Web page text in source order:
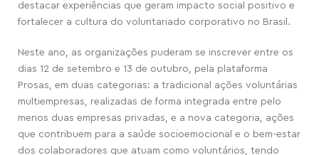
destacar experiências que geram impacto social positivo e
fortalecer a cultura do voluntariado corporativo no Brasil.
Neste ano, as organizações puderam se inscrever entre os
dias 12 de setembro e 13 de outubro, pela plataforma
Prosas, em duas categorias: a tradicional ações voluntárias
multiempresas, realizadas de forma integrada entre pelo
menos duas empresas privadas, e a nova categoria, ações
que contribuem para a saúde socioemocional e o bem-estar
dos colaboradores que atuam como voluntários, tendo